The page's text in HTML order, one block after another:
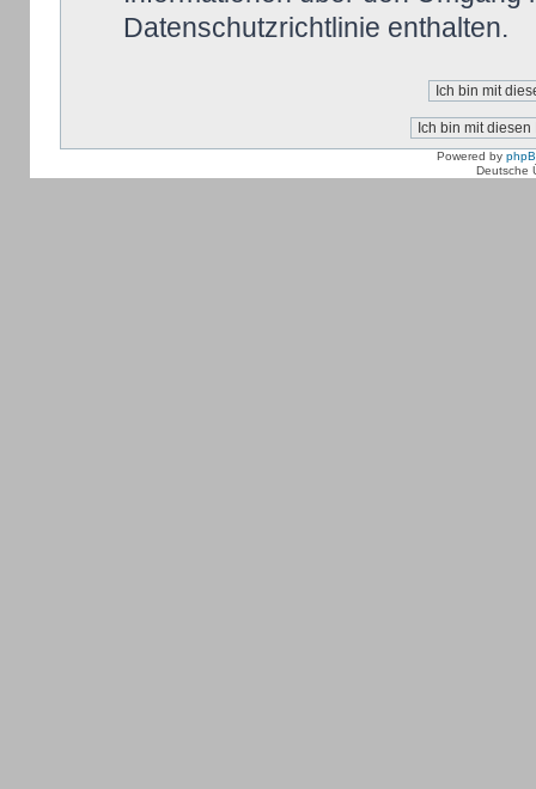
Datenschutzrichtlinie enthalten.
Powered by
Deutsche